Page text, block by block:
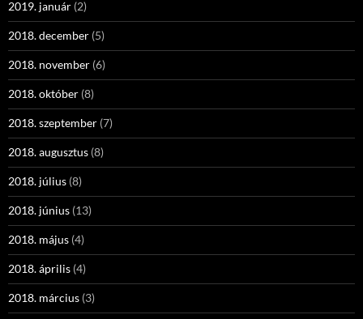
2019. január (2)
2018. december (5)
2018. november (6)
2018. október (8)
2018. szeptember (7)
2018. augusztus (8)
2018. július (8)
2018. június (13)
2018. május (4)
2018. április (4)
2018. március (3)